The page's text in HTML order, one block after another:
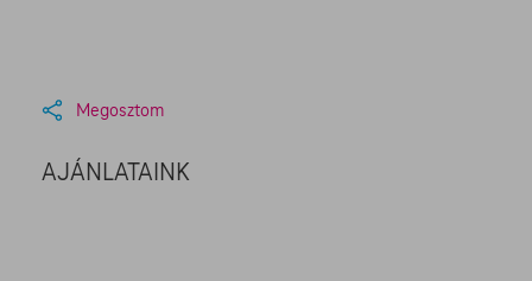
Megosztom
AJÁNLATAINK